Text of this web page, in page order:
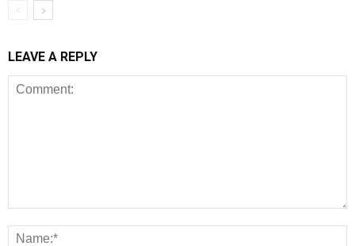
LEAVE A REPLY